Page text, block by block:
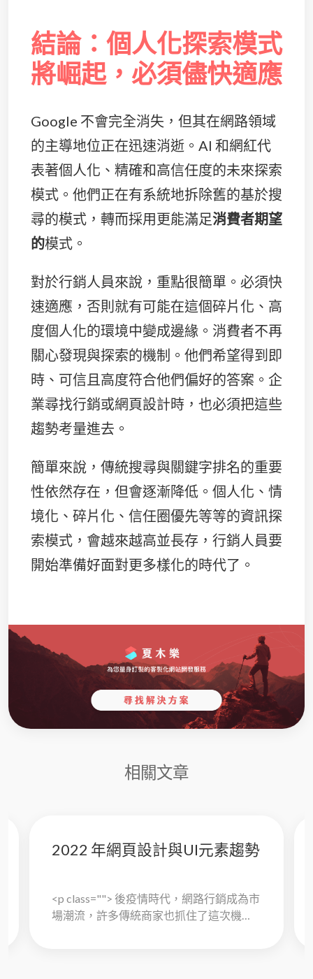
結論：個人化探索模式
將崛起，必須儘快適應
Google 不會完全消失，但其在網路領域
的主導地位正在迅速消逝。AI 和網紅代
表著個人化、精確和高信任度的未來探索
模式。他們正在有系統地拆除舊的基於搜
尋的模式，轉而採用更能滿足消費者期望
的模式。
對於行銷人員來說，重點很簡單。必須快
速適應，否則就有可能在這個碎片化、高
度個人化的環境中變成邊緣。消費者不再
關心發現與探索的機制。他們希望得到即
時、可信且高度符合他們偏好的答案。企
業尋找行銷或網頁設計時，也必須把這些
趨勢考量進去。
簡單來說，傳統搜尋與關鍵字排名的重要
性依然存在，但會逐漸降低。個人化、情
境化、碎片化、信任圈優先等等的資訊探
索模式，會越來越高並長存，行銷人員要
開始準備好面對更多樣化的時代了。
相關文章
2022 年網頁設計與UI元素趨勢
<p class=""> 後疫情時代，網路行銷成為市
場潮流，許多傳統商家也抓住了這次機